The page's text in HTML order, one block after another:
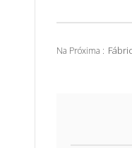
Na Próxima :